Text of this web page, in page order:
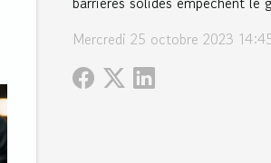
Mercredi 25 octobre 2023